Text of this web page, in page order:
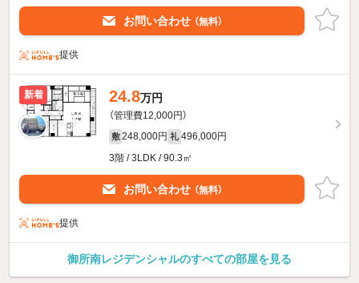
お問い合わせ （無料）
提供
新着 24.8万円
（管理費12,000円）
敷 248,000円 礼 496,000円
3階 / 3LDK / 90.3㎡
お問い合わせ （無料）
提供
御所南レジデンシャルのすべての部屋を見る